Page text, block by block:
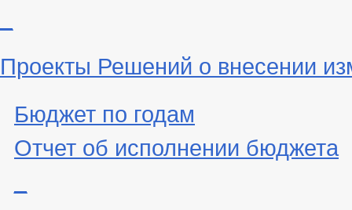
Проекты Решений о внесении
Бюджет по годам
Отчет об исполнении бюджета